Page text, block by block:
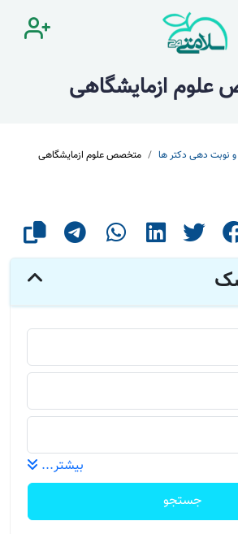
ازمایشگاهی
نوبت دهی دکتر ها متخصص علوم ازمایشگاهی
بیشتر...
جستجو